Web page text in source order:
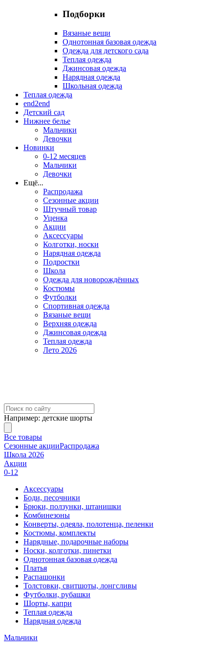
Подборки
Вязаные вещи
Однотонная базовая одежда
Одежда для детского сада
Теплая одежда
Джинсовая одежда
Нарядная одежда
Школьная одежда
Теплая одежда
end2end
Детский сад
Нижнее белье
Мальчики
Девочки
Новинки
0-12 месяцев
Мальчики
Девочки
Ещё...
Распродажа
Сезонные акции
Штучный товар
Уценка
Акции
Аксессуары
Колготки, носки
Нарядная одежда
Подростки
Школа
Одежда для новорождённых
Костюмы
Футболки
Спортивная одежда
Вязаные вещи
Верхняя одежда
Джинсовая одежда
Теплая одежда
Лето 2026
Например: детские шорты
Все товары
Сезонные акцииРаспродажа
Школа 2026
Акции
0-12
Аксессуары
Боди, песочники
Брюки, ползунки, штанишки
Комбинезоны
Конверты, одеяла, полотенца, пеленки
Костюмы, комплекты
Нарядные, подарочные наборы
Носки, колготки, пинетки
Однотонная базовая одежда
Платья
Распашонки
Толстовки, свитшоты, лонгсливы
Футболки, рубашки
Шорты, капри
Теплая одежда
Нарядная одежда
Мальчики